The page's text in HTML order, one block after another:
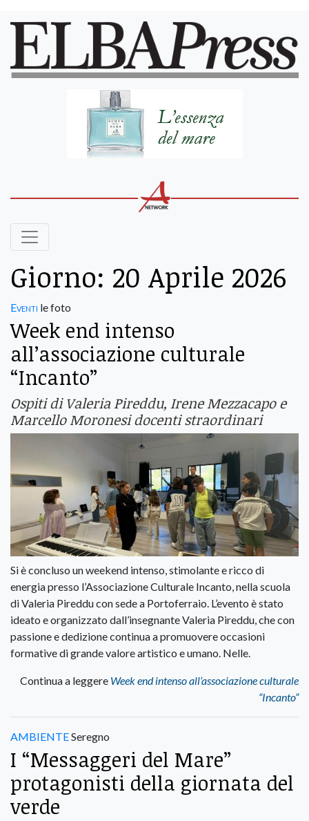
Giorno: 20 Aprile 2026
Eventi le foto
Week end intenso
all’associazione culturale
“Incanto”
Ospiti di Valeria Pireddu, Irene Mezzacapo e
Marcello Moronesi docenti straordinari
Si è concluso un weekend intenso, stimolante e ricco di
energia presso l’Associazione Culturale Incanto, nella scuola
di Valeria Pireddu con sede a Portoferraio. L’evento è stato
ideato e organizzato dall’insegnante Valeria Pireddu, che con
passione e dedizione continua a promuovere occasioni
formative di grande valore artistico e umano. Nelle.
Continua a leggere Week end intenso all’associazione culturale
“Incanto”
AMBIENTESeregno
I “Messaggeri del Mare”
protagonisti della giornata del
verde